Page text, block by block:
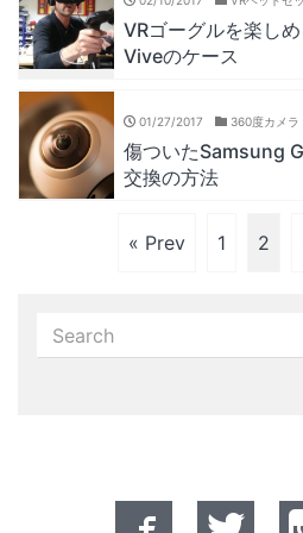
VRゴーグルを楽し
Viveのケース
01/27/2017 360度カメラ
傷ついたSamsung
交換の方法
« Prev 1 2